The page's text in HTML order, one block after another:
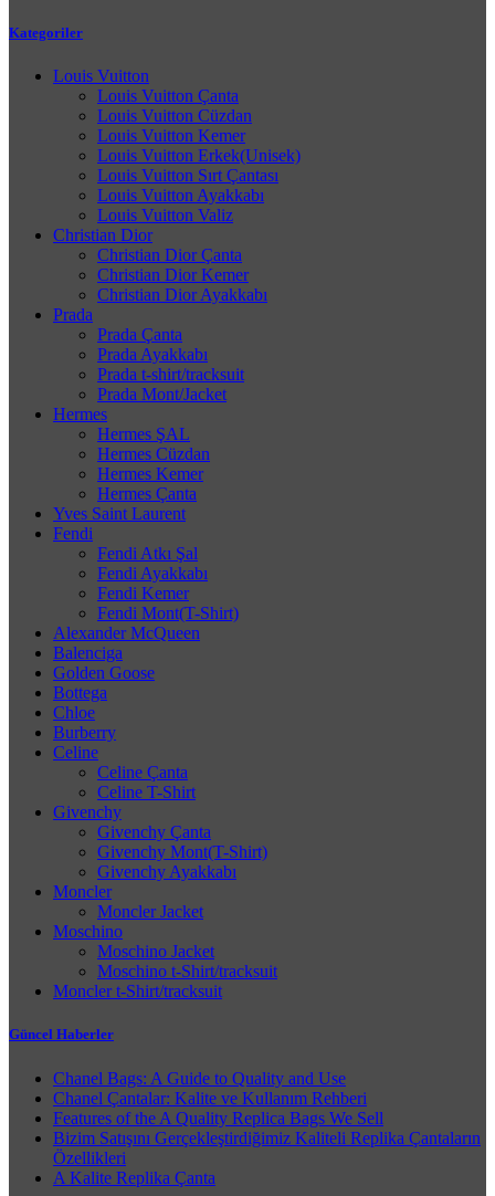
Kategoriler
Louis Vuitton
Louis Vuitton Çanta
Louis Vuitton Cüzdan
Louis Vuitton Kemer
Louis Vuitton Erkek(Unisek)
Louis Vuitton Sırt Çantası
Louis Vuitton Ayakkabı
Louis Vuitton Valiz
Christian Dior
Christian Dior Çanta
Christian Dior Kemer
Christian Dior Ayakkabı
Prada
Prada Çanta
Prada Ayakkabı
Prada t-shirt/tracksuit
Prada Mont/Jacket
Hermes
Hermes ŞAL
Hermes Cüzdan
Hermes Kemer
Hermes Çanta
Yves Saint Laurent
Fendi
Fendi Atkı Şal
Fendi Ayakkabı
Fendi Kemer
Fendi Mont(T-Shirt)
Alexander McQueen
Balenciga
Golden Goose
Bottega
Chloe
Burberry
Celine
Celine Çanta
Celine T-Shirt
Givenchy
Givenchy Çanta
Givenchy Mont(T-Shirt)
Givenchy Ayakkabı
Moncler
Moncler Jacket
Moschino
Moschino Jacket
Moschino t-Shirt/tracksuit
Moncler t-Shirt/tracksuit
Güncel Haberler
Chanel Bags: A Guide to Quality and Use
Chanel Çantalar: Kalite ve Kullanım Rehberi
Features of the A Quality Replica Bags We Sell
Bizim Satışını Gerçekleştirdiğimiz Kaliteli Replika Çantaların
Özellikleri
A Kalite Replika Çanta